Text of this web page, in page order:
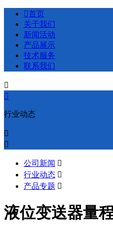
首页
关于我们
新闻活动
产品展示
技术服务
联系我们


行业动态


公司新闻 
行业动态 
产品专题 
液位变送器量